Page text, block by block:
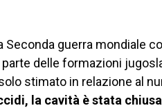
Seconda guerra mondiale
delle formazioni
stimato in relazione al
la cavità è stata